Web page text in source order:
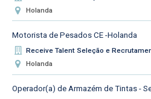
Holanda
Motorista de Pesados CE -Holanda
Receive Talent Seleção e
Holanda
Operador(a) de Armazém de Tintas -